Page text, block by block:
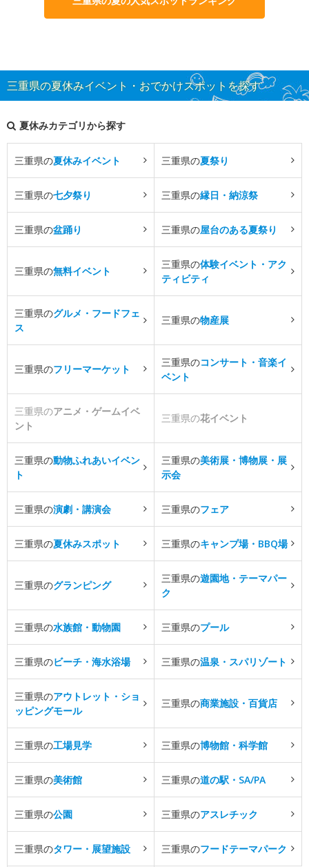
三重県の夏休みイベント・おでかけスポットを探す
夏休みカテゴリから探す
三重県の夏休みイベント 三重県の夏祭り
三重県の七夕祭り 三重県の縁日・納涼祭
三重県の盆踊り 三重県の屋台のある夏祭り
三重県の無料イベント
三重県の体験イベント・アク
ティビティ
三重県のグルメ・フードフェ
ス
三重県の物産展
三重県のフリーマーケット
三重県のコンサート・音楽イ
ベント
三重県のアニメ・ゲームイベ
ント
三重県の花イベント
三重県の動物ふれあいイベン
ト
三重県の美術展・博物展・展
示会
三重県の演劇・講演会 三重県のフェア
三重県の夏休みスポット 三重県のキャンプ場・BBQ場
三重県のグランピング
三重県の遊園地・テーマパー
ク
三重県の水族館・動物園 三重県のプール
三重県のビーチ・海水浴場 三重県の温泉・スパリゾート
三重県のアウトレット・ショ
ッピングモール
三重県の商業施設・百貨店
三重県の工場見学 三重県の博物館・科学館
三重県の美術館 三重県の道の駅・SA/PA
三重県の公園 三重県のアスレチック
三重県のタワー・展望施設 三重県のフードテーマパーク